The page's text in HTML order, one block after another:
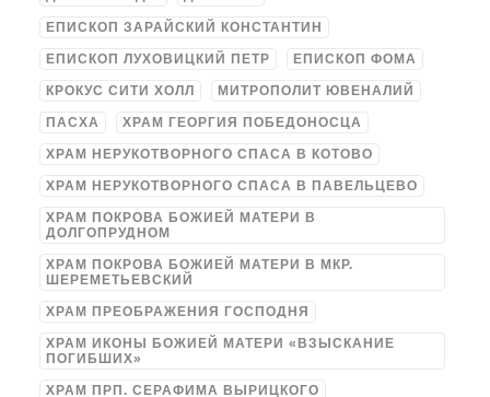
ЕПИСКОП ЗАРАЙСКИЙ КОНСТАНТИН
ЕПИСКОП ЛУХОВИЦКИЙ ПЕТР ЕПИСКОП ФОМА
КРОКУС СИТИ ХОЛЛ МИТРОПОЛИТ ЮВЕНАЛИЙ
ПАСХА ХРАМ ГЕОРГИЯ ПОБЕДОНОСЦА
ХРАМ НЕРУКОТВОРНОГО СПАСА В КОТОВО
ХРАМ НЕРУКОТВОРНОГО СПАСА В ПАВЕЛЬЦЕВО
ХРАМ ПОКРОВА БОЖИЕЙ МАТЕРИ В
ДОЛГОПРУДНОМ
ХРАМ ПОКРОВА БОЖИЕЙ МАТЕРИ В МКР.
ШЕРЕМЕТЬЕВСКИЙ
ХРАМ ПРЕОБРАЖЕНИЯ ГОСПОДНЯ
ХРАМ ИКОНЫ БОЖИЕЙ МАТЕРИ «ВЗЫСКАНИЕ
ПОГИБШИХ»
ХРАМ ПРП. СЕРАФИМА ВЫРИЦКОГО